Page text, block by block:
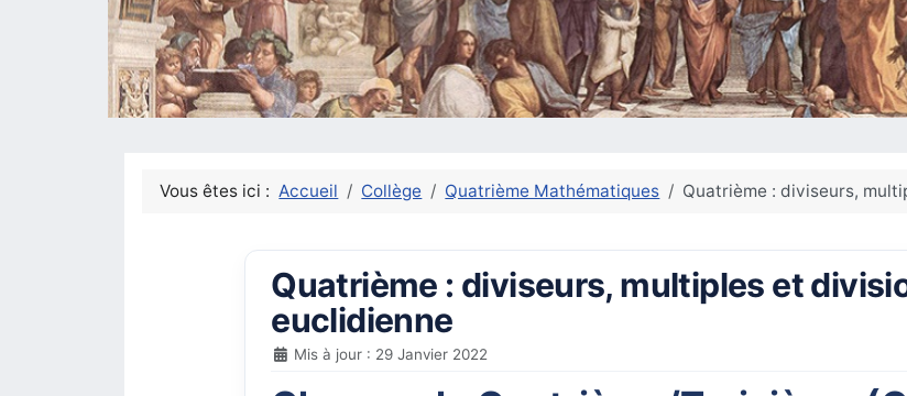
Vous êtes ici :Accueil Collège Quatrième Mathématiques Quatrième : diviseurs,
Quatrième : diviseurs, multiples et
euclidienne
Mis à jour : 29 Janvier 2022